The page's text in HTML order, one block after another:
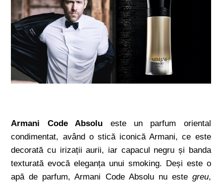
Armani Code Absolu este un parfum oriental
condimentat, având o stică iconică Armani, ce este
decorată cu irizații aurii, iar capacul negru și banda
texturată evocă eleganța unui smoking. Deși este o
apă de parfum, Armani Code Absolu nu este greu,